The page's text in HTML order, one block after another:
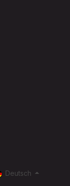
Deutsch